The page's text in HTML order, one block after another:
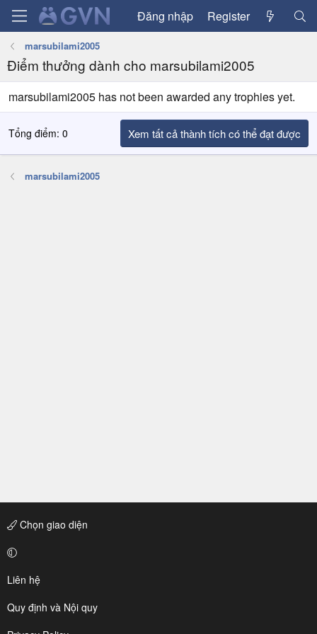
Đăng nhập Register
marsubilami2005
Điểm thưởng dành cho marsubilami2005
marsubilami2005 has not been awarded any trophies yet.
Tổng điểm: 0 Xem tất cả thành tích có thể đạt được
marsubilami2005
Chọn giao diện
Liên hệ
Quy định và Nội quy